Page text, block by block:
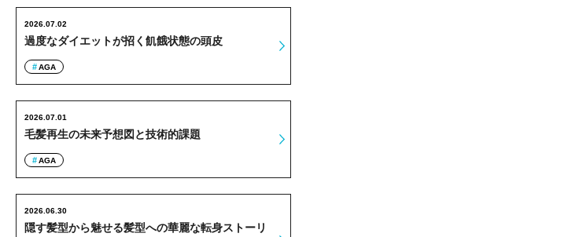
過度なダイエットが招く飢餓状態の頭皮
2026.07.02
AGA
毛髪再生の未来予想図と技術的課題
2026.07.01
AGA
隠す髪型から魅せる髪型への華麗な転身ストーリ
2026.06.30